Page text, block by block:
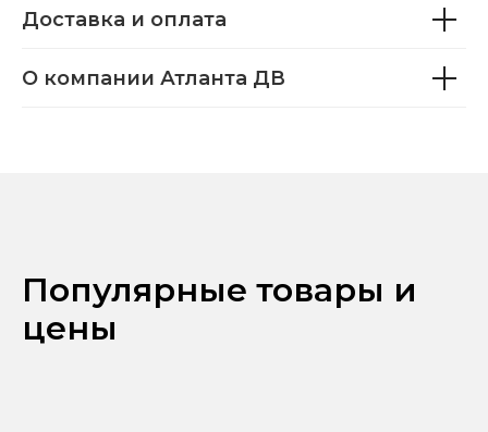
Доставка и оплата
О компании Атланта ДВ
Популярные товары и
цены